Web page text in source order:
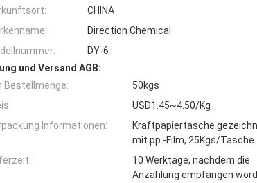
CHINA
Direction Chemical
DY-6
und Versand AGB:
Bestellmenge:
50kgs
USD1.45~4.50/Kg
Informationen:
Kraftpapiertasche
mit pp.-Film, 25Kgs/Tasche
10 Werktage, nachdem die
Anzahlung empfangen